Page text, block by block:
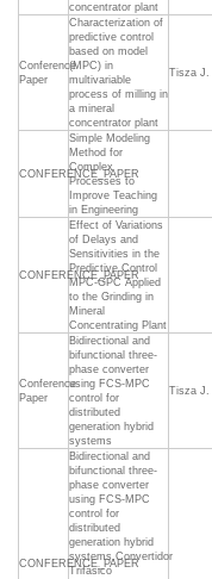
concentrator plant
Conference
Paper
Characterization of
predictive control
based on model
(MPC) in
multivariable
process of milling in
a mineral
concentrator plant
Tisza J.
CONFERENCE_PAPER
Simple Modeling
Method for
Complex
Processes to
Improve Teaching
in Engineering
CONFERENCE_PAPER
Effect of Variations
of Delays and
Sensitivities in the
Predictive Control
MPC-GPC Applied
to the Grinding in
Mineral
Concentrating Plant
Conference
Paper
Bidirectional and
bifunctional three-
phase converter
using FCS-MPC
control for
distributed
generation hybrid
systems
Tisza J.
CONFERENCE_PAPER
Bidirectional and
bifunctional three-
phase converter
using FCS-MPC
control for
distributed
generation hybrid
systems,Convertidor
Trifásico